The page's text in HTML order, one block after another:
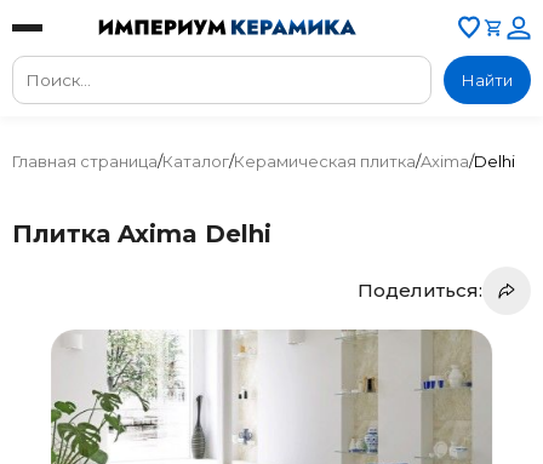
Найти
Главная страница/Каталог/Керамическая плитка/Axima/Delhi
Плитка Axima Delhi
Поделиться: